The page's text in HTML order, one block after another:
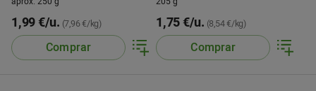
1,99 €/u. (7,96 €/kg)
Comprar
1,75 €/u. (8,54 €/kg)
Comprar